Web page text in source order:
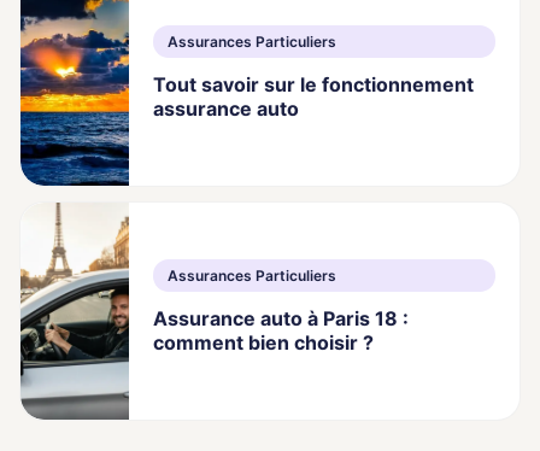
Assurances Particuliers
Tout savoir sur le fonctionnement
assurance auto
Assurances Particuliers
Assurance auto à Paris 18 :
comment bien choisir ?